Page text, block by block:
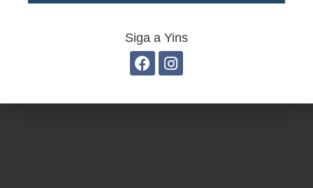
Estojo Juvenil YS27108 Estojo juvenil YS27099
Siga a Yins